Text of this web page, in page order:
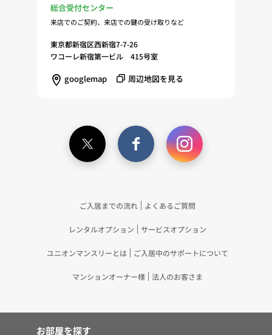
事業者（以下「提携事業者等」といいます。）が既
に保有する個人情報と当社から取得する個人情報を
突合して、お客様の当ウェブサイトの利用履歴等の
調査・分析、広告の効果測定およびその結果を利用
を配信する等のマーケティング活動を行うため
ている個人情報を突合して「4.利用目的について」
記載の目的で利用するため（12）本ポリシーへの同
意に基づき、提携事業者等が取得した個人関連情報
るため（13）上記(1)～(12)に付随するアフターサ
よびご連絡等の実施
5.お客様・オーナー様の個人情報の第三者への提
供 （1）弊社は、次に掲げる場合を除き、弊社が
取り扱う個人情報を、あらかじめお客様およびオー
総合受付センター
来店でのご契約、来店での鍵の受け取りなど
東京都新宿区西新宿7-7-26
ワコーレ新宿第一ビル 415号室
googlemap 周辺地図を見る
ご入居までの流れ よくあるご質問
レンタルオプション サービスオプション
ユニオンマンスリーとは ご入居中のサポートについて
マンションオーナー様 法人のお客さま
お部屋を探す